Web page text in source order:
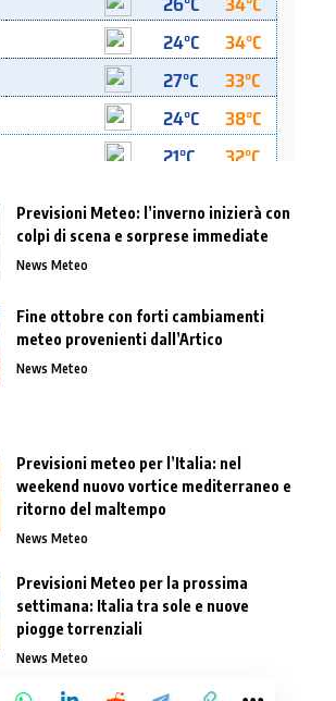
Previsioni Meteo: l’inverno inizierà con
colpi di scena e sorprese immediate
News Meteo
Fine ottobre con forti cambiamenti
meteo provenienti dall’Artico
News Meteo
Previsioni meteo per l’Italia: nel
weekend nuovo vortice mediterraneo e
ritorno del maltempo
News Meteo
Previsioni Meteo per la prossima
settimana: Italia tra sole e nuove
piogge torrenziali
News Meteo